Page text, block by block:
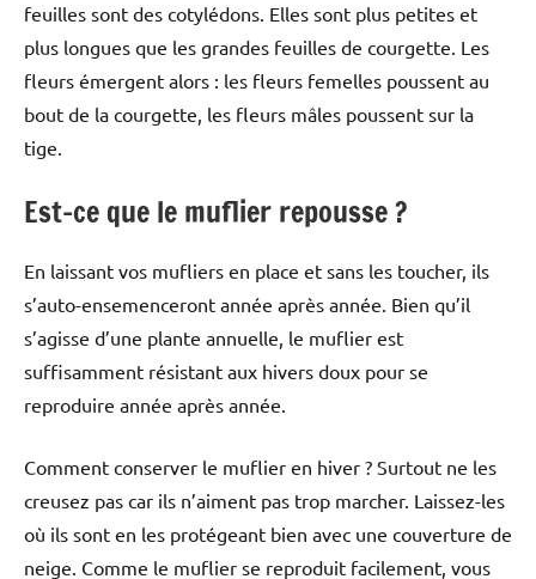
feuilles sont des cotylédons. Elles sont plus petites et
plus longues que les grandes feuilles de courgette. Les
fleurs émergent alors : les fleurs femelles poussent au
bout de la courgette, les fleurs mâles poussent sur la
tige.
Est-ce que le muflier repousse ?
En laissant vos mufliers en place et sans les toucher, ils
s’auto-ensemenceront année après année. Bien qu’il
s’agisse d’une plante annuelle, le muflier est
suffisamment résistant aux hivers doux pour se
reproduire année après année.
Comment conserver le muflier en hiver ? Surtout ne les
creusez pas car ils n’aiment pas trop marcher. Laissez-les
où ils sont en les protégeant bien avec une couverture de
neige. Comme le muflier se reproduit facilement, vous